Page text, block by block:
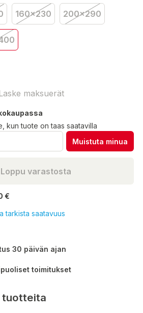
160x230 200x290
maksuerät
kun tuote on taas saatavilla
Muistuta minua
Loppu varastosta
€
tarkista saatavuus
30 päivän ajan
toimitukset
tuotteita